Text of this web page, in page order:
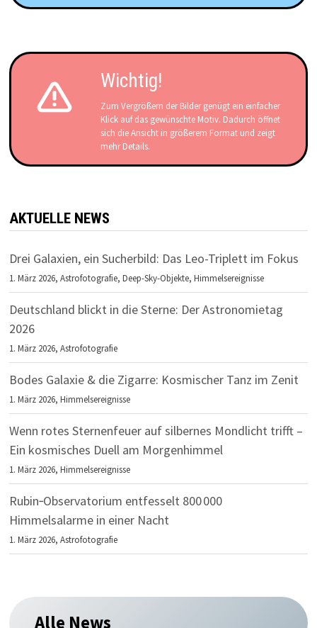
Wichtig!
Zum Vergrößern der Bilder genügt ein einfacher
Klick auf das gewünschte Motiv. Dadurch öffnet
sich die Ansicht in größerem Format und zeigt
mehr Details.
AKTUELLE NEWS
Drei Galaxien, ein Sucherbild: Das Leo-Triplett im Fokus
1. März 2026,Astrofotografie,Deep-Sky-Objekte,Himmelsereignisse
Deutschland blickt in die Sterne: Der Astronomietag
2026
1. März 2026,Astrofotografie
Bodes Galaxie & die Zigarre: Kosmischer Tanz im Zenit
1. März 2026,Himmelsereignisse
Wenn rotes Sternenfeuer auf silbernes Mondlicht trifft –
Ein kosmisches Duell am Morgenhimmel
1. März 2026,Himmelsereignisse
Rubin‑Observatorium entfesselt 800 000
Himmelsalarme in einer Nacht
1. März 2026,Astrofotografie
Alle News